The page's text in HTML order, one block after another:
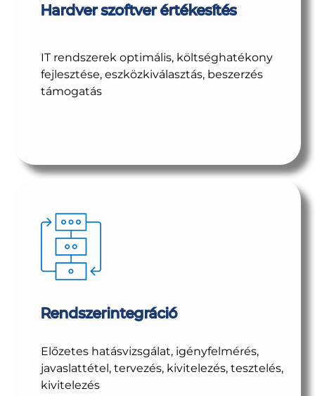
Hardver szoftver értékesítés
IT rendszerek optimális, költséghatékony
fejlesztése, eszközkiválasztás, beszerzés
támogatás
Rendszerintegráció
Előzetes hatásvizsgálat, igényfelmérés,
javaslattétel, tervezés, kivitelezés, tesztelés,
kivitelezés